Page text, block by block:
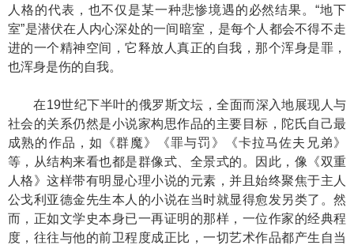
人格的代表，也不仅是某一种悲惨境遇的必然结果。“地下
室”是潜伏在人内心深处的一间暗室，是每个人都会不得不走
进的一个精神空间，它释放人真正的自我，那个浑身是罪，
也浑身是伤的自我。
在19世纪下半叶的俄罗斯文坛，全面而深入地展现人与
社会的关系仍然是小说家构思作品的主要目标，陀氏自己最
成熟的作品，如《群魔》《罪与罚》《卡拉马佐夫兄弟》
等，从结构来看也都是群像式、全景式的。因此，像《双重
人格》这样带有明显心理小说的元素，并且始终聚焦于主人
公戈利亚德金先生本人的小说在当时就显得愈发另类了。然
而，正如文学史本身已一再证明的那样，一位作家的经典程
度，往往与他的前卫程度成正比，一切艺术作品都产生自当